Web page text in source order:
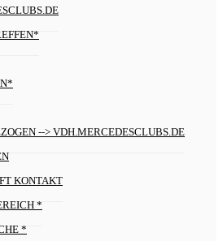
--> VDH.MERCEDESCLUBS.DE
KONTAKT
*
*